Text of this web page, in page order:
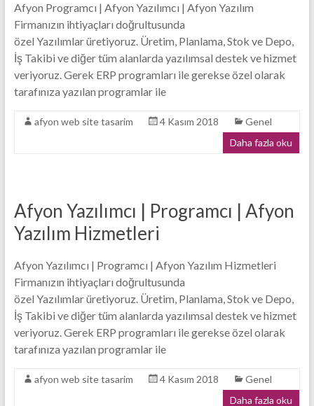
Afyon Programcı | Afyon Yazılımcı | Afyon Yazılım
Firmanızın ihtiyaçları doğrultusunda
özel Yazılımlar üretiyoruz. Üretim, Planlama, Stok ve Depo,
İş Takibi ve diğer tüm alanlarda yazılımsal destek ve hizmet
veriyoruz. Gerek ERP programları ile gerekse özel olarak
tarafınıza yazılan programlar ile
afyon web site tasarim 4 Kasım 2018
Genel
Daha fazla oku
Afyon Yazılımcı | Programcı | Afyon
Yazılım Hizmetleri
Afyon Yazılımcı | Programcı | Afyon Yazılım Hizmetleri
Firmanızın ihtiyaçları doğrultusunda
özel Yazılımlar üretiyoruz. Üretim, Planlama, Stok ve Depo,
İş Takibi ve diğer tüm alanlarda yazılımsal destek ve hizmet
veriyoruz. Gerek ERP programları ile gerekse özel olarak
tarafınıza yazılan programlar ile
afyon web site tasarim 4 Kasım 2018
Genel
Daha fazla oku